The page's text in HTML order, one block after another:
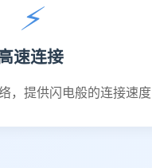
⚡
速连接
，提供闪电般的连接速度